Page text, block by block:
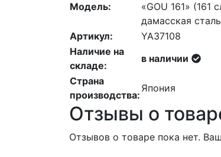
Модель:
«GOU 161» (161
дамасская сталь
Артикул:
YA37108
Наличие на
складе:
в наличии
Страна
производства:
Япония
Отзывы о
Отзывов о товаре пока нет.